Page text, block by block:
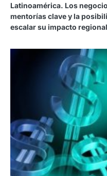
Latinoamérica. Los
mentorías clave y la
escalar su impacto